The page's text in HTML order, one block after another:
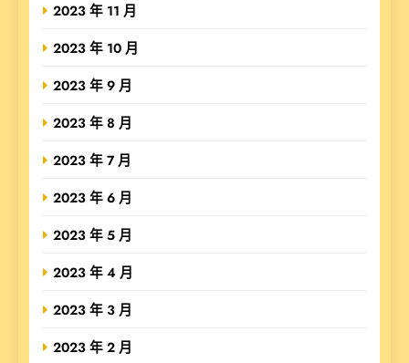
2023 年 11 月
2023 年 10 月
2023 年 9 月
2023 年 8 月
2023 年 7 月
2023 年 6 月
2023 年 5 月
2023 年 4 月
2023 年 3 月
2023 年 2 月